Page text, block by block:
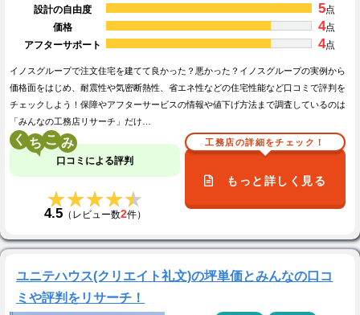
設計の自由度
5点
価格
4点
アフターサポート
4点
イノスグループで注文住宅を建てて良かった？悪かった？イノスグループの実例から
価格面をはじめ、耐震性や気密断熱性、省エネ性などの住宅性能など口コミで評判を
チェックしよう！保障やアフターサービスの情報や値下げ方法まで調査しているのは
「みんなの工務店リサーチ」だけ…
く こ
口コミによる評判
★★★★★
★★★★★
4.5（レビュー数2件）
工務店の詳細をチェック！
もっと詳しく見る
ユニテハウス(クリエイト礼文)の坪単価とみんなの口コ
ミや評判をリサーチ！